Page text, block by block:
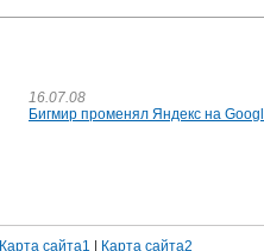
16.07.08
Бигмир променял Яндекс на
Карта сайта1
Карта сайта2